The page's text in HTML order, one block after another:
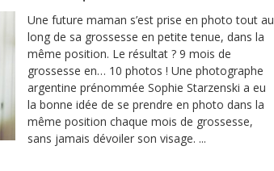
Une future maman s’est prise en photo tout au
long de sa grossesse en petite tenue, dans la
même position. Le résultat ? 9 mois de
grossesse en… 10 photos ! Une photographe
argentine prénommée Sophie Starzenski a eu
la bonne idée de se prendre en photo dans la
même position chaque mois de grossesse,
sans jamais dévoiler son visage. ...